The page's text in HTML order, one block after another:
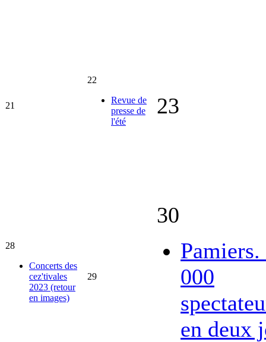
21
22
Revue de
presse de
l'été
23
28
Concerts des
cez'tivales
2023 (retour
en images)
29
30
Pamiers.
000
en deux